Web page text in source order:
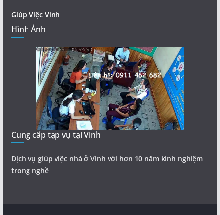
Giúp Việc Vinh
Hình Ảnh
Cung cấp tạp vụ tại Vinh
Dịch vụ giúp việc nhà ở Vinh với hơn 10 năm kinh nghiệm
trong nghề